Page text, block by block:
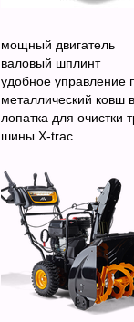
мощный двигатель
валовый шплинт
удобное управление
металлический ковш
лопатка для очистки
шины X-trac.